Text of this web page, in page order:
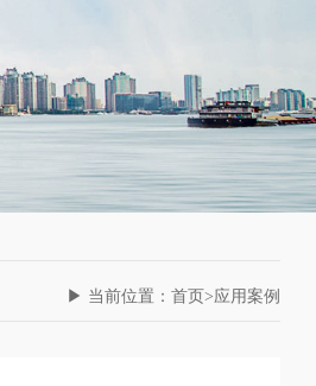
▶ 当前位置：首页>应用案例